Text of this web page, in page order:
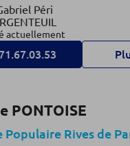
Péri
actuellement
PONTOISE
Populaire Rives de